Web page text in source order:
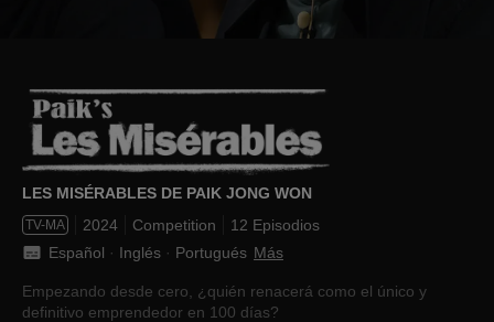
LES MISÉRABLES DE PAIK JONG WON
TV-MA 2024 Competition
12 Episodios
Español · Inglés · Portugués Más
Empezando desde cero, ¿quién renacerá como el único y
definitivo emprendedor en 100 días?